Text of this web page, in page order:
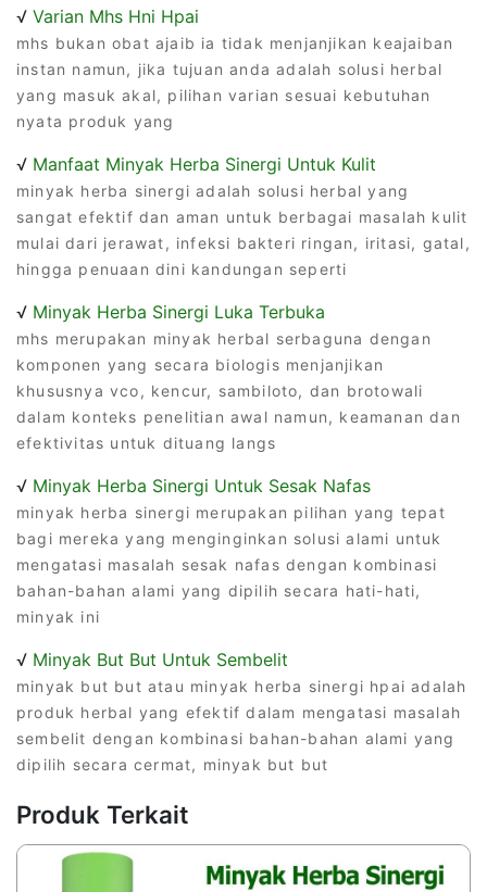
√ Varian Mhs Hni Hpai
mhs bukan obat ajaib ia tidak menjanjikan keajaiban
instan namun, jika tujuan anda adalah solusi herbal
yang masuk akal, pilihan varian sesuai kebutuhan
nyata produk yang
√ Manfaat Minyak Herba Sinergi Untuk Kulit
minyak herba sinergi adalah solusi herbal yang
sangat efektif dan aman untuk berbagai masalah kulit
mulai dari jerawat, infeksi bakteri ringan, iritasi, gatal,
hingga penuaan dini kandungan seperti
√ Minyak Herba Sinergi Luka Terbuka
mhs merupakan minyak herbal serbaguna dengan
komponen yang secara biologis menjanjikan
khususnya vco, kencur, sambiloto, dan brotowali
dalam konteks penelitian awal namun, keamanan dan
efektivitas untuk dituang langs
√ Minyak Herba Sinergi Untuk Sesak Nafas
minyak herba sinergi merupakan pilihan yang tepat
bagi mereka yang menginginkan solusi alami untuk
mengatasi masalah sesak nafas dengan kombinasi
bahan-bahan alami yang dipilih secara hati-hati,
minyak ini
√ Minyak But But Untuk Sembelit
minyak but but atau minyak herba sinergi hpai adalah
produk herbal yang efektif dalam mengatasi masalah
sembelit dengan kombinasi bahan-bahan alami yang
dipilih secara cermat, minyak but but
Produk Terkait